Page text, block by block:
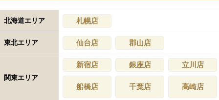
北海道エリア 札幌店
東北エリア 仙台店 郡山店
関東エリア
新宿店 銀座店 立川店
船橋店 千葉店 高崎店